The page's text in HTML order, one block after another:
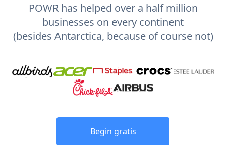
POWR has helped over a half million
businesses on every continent
(besides Antarctica, because of course not)
Begin gratis